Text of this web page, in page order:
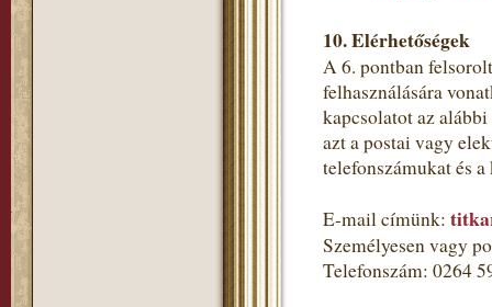
10. Elérhetőségek
A 6. pontban
felhasználására
kapcsolatot az
azt a postai vagy
telefonszámukat és
E-mail címünk:
Személyesen vagy
Telefonszám: 0264